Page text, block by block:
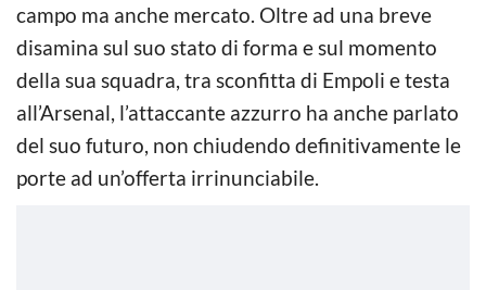
campo ma anche mercato. Oltre ad una breve
disamina sul suo stato di forma e sul momento
della sua squadra, tra sconfitta di Empoli e testa
all’Arsenal, l’attaccante azzurro ha anche parlato
del suo futuro, non chiudendo definitivamente le
porte ad un’offerta irrinunciabile.